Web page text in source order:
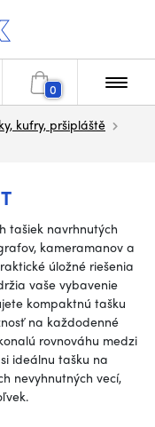
0
kufry, pršipláště
tašiek navrhnutých
kameramanov a
úložné riešenia
vaše vybavenie
kompaktnú tašku
na každodenné
rovnováhu medzi
ideálnu tašku na
nevyhnutných vecí,